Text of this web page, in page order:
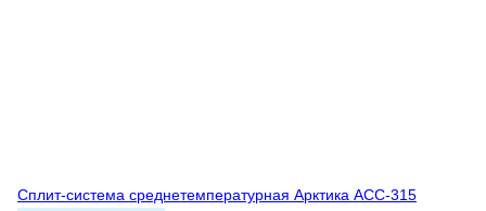
Сплит-система среднетемпературная Арктика АСС-315